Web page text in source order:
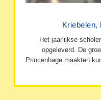
Kriebelen,
Het jaarlijkse
opgeleverd. De
Princenhage maakten